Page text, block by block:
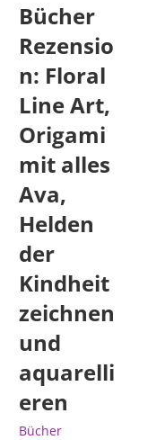
Bücher
Rezensio
n: Floral
Line Art,
Origami
mit alles
Ava,
Helden
der
Kindheit
zeichnen
und
aquarelli
eren
Bücher